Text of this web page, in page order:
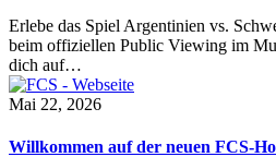
Erlebe das Spiel Argentinien vs.
beim offiziellen Public Viewing im
dich auf…
Mai 22, 2026
Willkommen auf der neuen FCS-